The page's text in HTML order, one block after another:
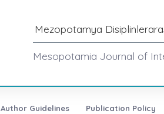
Mezopotamya
Mesopotamia Journal of
Author Guidelines Publication Policy